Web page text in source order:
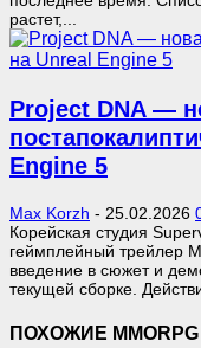
растет,...
Project DNA —
Engine 5
Max Korzh - 25.02.2026
Корейская студия
геймплейный трейлер
введение в сюжет и
текущей сборке.
ПОХОЖИЕ MMORPG